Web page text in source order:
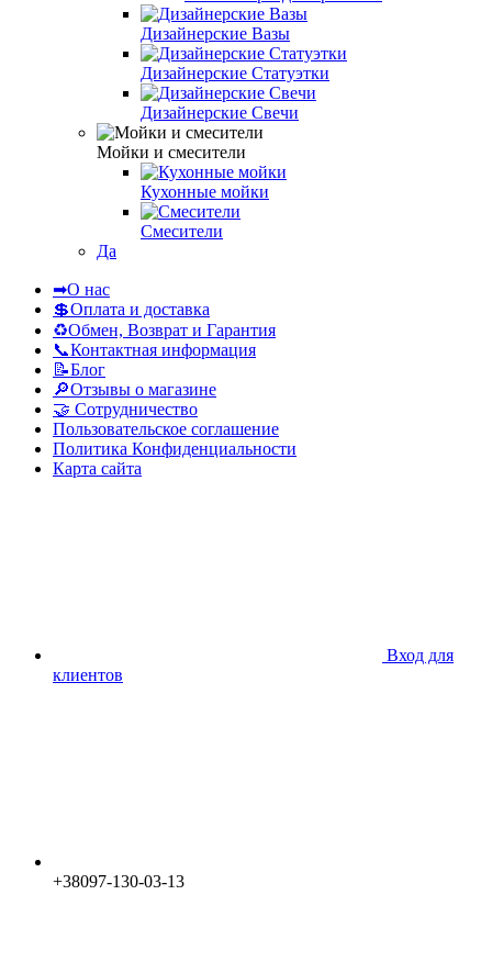
Дизайнерские Вазы
Дизайнерские Статуэтки
Дизайнерские Свечи
Мойки и смесители
Кухонные мойки
Смесители
Да
➡О нас
💲Оплата и доставка
♻Обмен, Возврат и Гарантия
📞Контактная информация
📝Блог
🔎Отзывы о магазине
🤝 Сотрудничество
Пользовательское соглашение
Политика Конфиденциальности
Карта сайта
Вход для
клиентов
+38097-130-03-13